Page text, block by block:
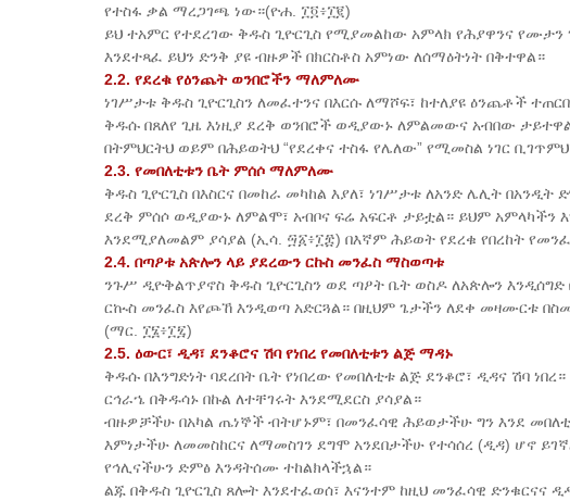
የተስፋ ቃል ማረጋገጫ ነው።(ዮሐ. ፲፬፥፲፪)
​ይህ ተአምር የተደረገው ቅዱስ ጊዮርጊስ የሚያመልከው አምላክ የሕያዋንና
እንደተጻፈ ይህን ድንቅ ያዩ ብዙዎች በክርስቶስ አምነው ለሰማዕትነት በቅተዋል።
2.2. የደረቁ የዕንጨት ወንበሮችን ማለምለሙ
​ነገሥታቱ ቅዱስ ጊዮርጊስን ለመፈተንና በእርሱ ለማሾፍ፣ ከተለያዩ ዕንጨቶች
ቅዱሱ በጸለየ ጊዜ እነዚያ ደረቅ ወንበሮች ወዲያውኑ ለምልመውና አብበው
በትምህርትህ ወይም በሕይወትህ “የደረቀና ተስፋ የሌለው” የሚመስል ነገር
2.3. የመበለቲቱን ቤት ምሰሶ ማለምለሙ
ቅዱስ ጊዮርጊስ በእስርና በመከራ መካከል እያለ፣ ነገሥታቱ ለአንድ ሌሊት በአንዲት
ደረቅ ምሰሶ ወዲያውኑ ለምልሞ፣ አብቦና ፍሬ አፍርቶ ታይቷል። ይህም
እንደሚያለመልም ያሳያል (ኢሳ. ፵፩፥፲፰) በእኛም ሕይወት የደረቁ የበረከት
2.4. በጣዖቱ አጵሎን ላይ ያደረውን ርኩስ መንፈስ ማስወጣቱ
ንጉሥ ዲዮቅልጥያኖስ ቅዱስ ጊዮርጊስን ወደ ጣዖት ቤት ወስዶ ለአጵሎን
ርኲስ መንፈስ እየጮኸ እንዲወጣ አድርጓል። በዚህም ጌታችን ለደቀ መዛሙርቱ
(ማር. ፲፮፥፲፯)
2.5. ዕውር፣ ዲዳ፣ ደንቆሮና ሽባ የነበረ የመበለቲቱን ልጅ ማዳኑ
ቅዱሱ በእንግድነት ባደረበት ቤት የነበረው የመበለቲቱ ልጅ ደንቆሮ፣ ዲዳና ሽባ
ርኅራኄ በቅዱሳኑ በኩል ለተቸገሩት እንደሚደርስ ያሳያል።
ብዙዎቻችሁ በአካል ጤነኞች ብትሆኑም፣ በመንፈሳዊ ሕይወታችሁ ግን እንደ
እምነታችሁ ለመመስከርና ለማመስገን ደግሞ አንደበታችሁ የተሳሰረ (ዲዳ) ሆኖ
የኅሊናችሁን ድምፅ እንዳትሰሙ ተከልክላችኋል።
ልጁ በቅዱስ ጊዮርጊስ ጸሎት እንደተፈወሰ፣ እናንተም ከዚህ መንፈሳዊ ድንቁርናና